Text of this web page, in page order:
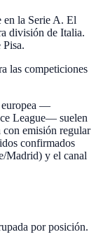
en la Serie A. El
división de Italia.
las competiciones
europea —
League— suelen
con emisión regular
confirmados
Madrid) y el canal
por posición.